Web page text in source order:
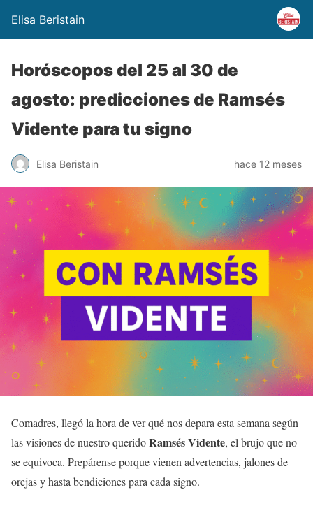
Elisa Beristain
Horóscopos del 25 al 30 de
agosto: predicciones de Ramsés
Vidente para tu signo
Elisa Beristain hace 12 meses
Comadres, llegó la hora de ver qué nos depara esta semana según
las visiones de nuestro queridoRamsés Vidente, el brujo que no
se equivoca. Prepárense porque vienen advertencias, jalones de
orejas y hasta bendiciones para cada signo.